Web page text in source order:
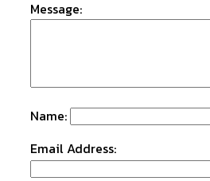
Message:
Name:
Email Address: